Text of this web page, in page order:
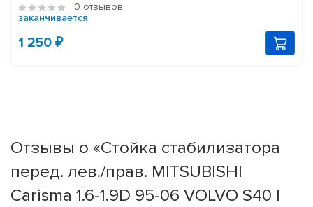
0 отзывов
заканчивается
1 250 ₽
Отзывы о «Стойка стабилизатора
перед. лев./прав. MITSUBISHI
Carisma 1.6-1.9D 95-06 VOLVO S40 I